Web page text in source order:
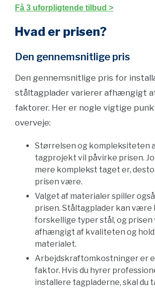
Få 3 uforpligtende tilbud >
Hvad er prisen?
Den gennemsnitlige pris
Den gennemsnitlige pris for
ståltagplader varierer afhængigt
faktorer. Her er nogle vigtige
overveje:
Størrelsen og kompleksiteten
tagprojekt vil påvirke prisen.
mere komplekst taget er,
prisen være.
Valget af materialer spiller
prisen. Ståltagplader kan være
forskellige typer stål, og
afhængigt af kvaliteten og
materialet.
Arbejdskraftomkostninger er
faktor. Hvis du hyrer
installere tagpladerne, skal du